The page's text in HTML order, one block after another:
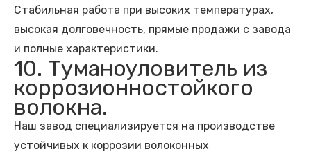
Стабильная работа при высоких температурах,
высокая долговечность, прямые продажи с завода
и полные характеристики.
10. Туманоуловитель из
коррозионностойкого
волокна.
Наш завод специализируется на производстве
устойчивых к коррозии волоконных